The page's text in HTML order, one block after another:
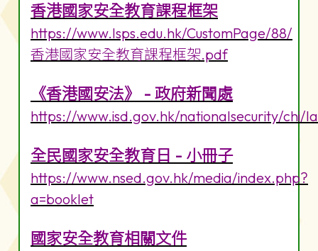
香港國家安全教育課程框架
https://www.lsps.edu.hk/CustomPage/88/
香港國家安全教育課程框架.pdf
《香港國安法》 - 政府新聞處
https://www.isd.gov.hk/nationalsecurity/chi/
全民國家安全教育日 - 小冊子
https://www.nsed.gov.hk/media/index.php?
a=booklet
國家安全教育相關文件